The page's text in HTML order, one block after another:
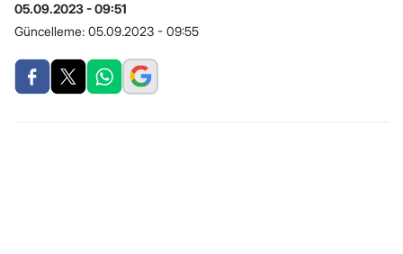
05.09.2023 - 09:51
Güncelleme: 05.09.2023 - 09:55